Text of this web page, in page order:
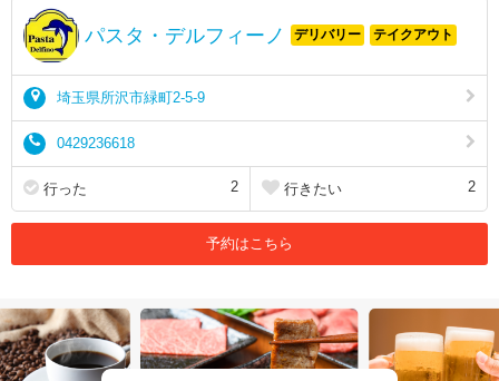
パスタ・デルフィーノ デリバリー テイクアウト
埼玉県所沢市緑町2-5-9
0429236618
行った 2 行きたい 2
予約はこちら